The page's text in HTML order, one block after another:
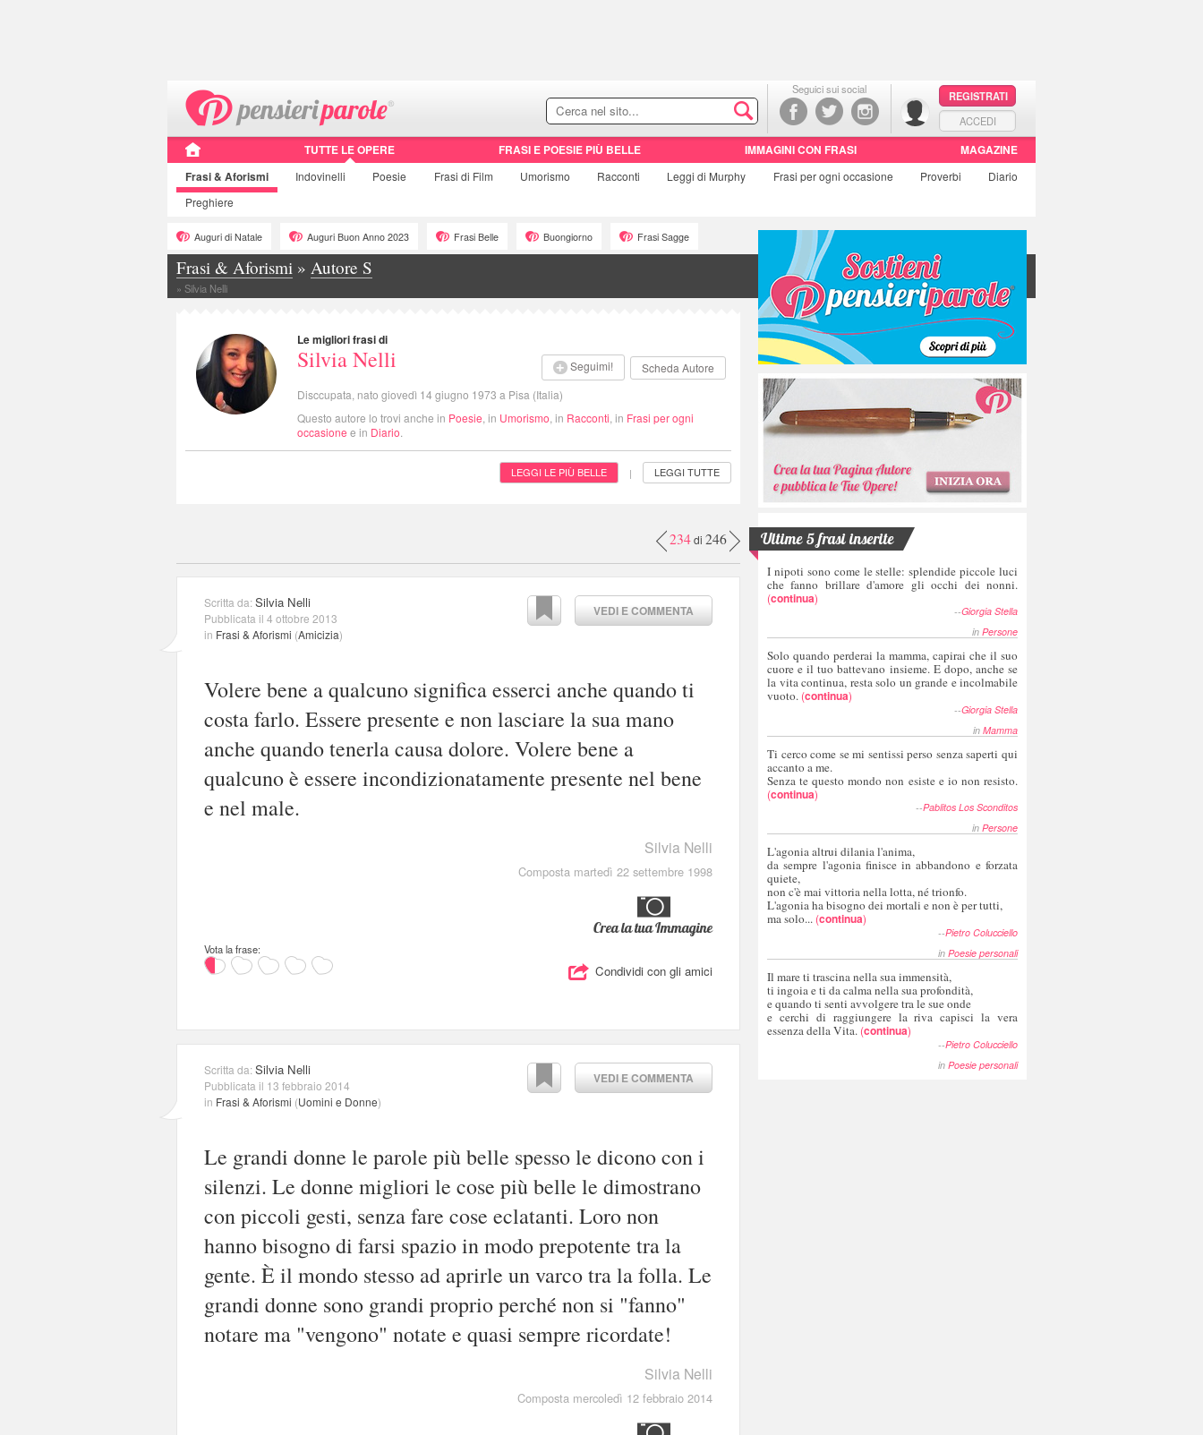
Seguici sui social
REGISTRATI
ACCEDI
TUTTE LE OPERE FRASI E POESIE PIÙ BELLE IMMAGINI CON FRASI
MAGAZINE
Frasi& Aforismi Indovinelli Poesie Frasi di Film Umorismo Racconti Leggi di Murphy Frasi per ogni occasione Proverbi
Diario
Preghiere
Auguri di Natale Auguri Buon Anno 2023 Frasi Belle Buongiorno Frasi Sagge
Frasi & Aforismi » Autore S
» Silvia Nelli
Seguimi! Scheda Autore
Le migliori frasi di
Silvia Nelli
Disccupata, nato giovedì 14 giugno 1973 a Pisa (Italia)
Questo autore lo trovi anche in Poesie , in Umorismo , in Racconti , in Frasi per ogni
occasione e in Diario
LEGGI LE PIÙ BELLE | LEGGI TUTTE
234di 246
VEDI E COMMENTA
Scritta da:Silvia Nelli
Pubblicata il 4 ottobre 2013
in Frasi & Aforismi (Amicizia)
Volere bene a qualcuno significa esserci anche quando ti
costa farlo. Essere presente e non lasciare la sua mano
anche quando tenerla causa dolore. Volere bene a
qualcuno è essere incondizionatamente presente nel bene
e nel male.
Silvia Nelli
Composta martedì 22 settembre 1998
Crea la tua Immagine
Vota la frase:
Condividi con gli amici
VEDI E COMMENTA
Scritta da:Silvia Nelli
Pubblicata il 13 febbraio 2014
in Frasi & Aforismi (Uomini e Donne)
Le grandi donne le parole più belle spesso le dicono con i
silenzi. Le donne migliori le cose più belle le dimostrano
con piccoli gesti, senza fare cose eclatanti. Loro non
hanno bisogno di farsi spazio in modo prepotente tra la
gente. È il mondo stesso ad aprirle un varco tra la folla. Le
grandi donne sono grandi proprio perché non si "fanno"
notare ma "vengono" notate e quasi sempre ricordate!
Silvia Nelli
Composta mercoledì 12 febbraio 2014
Ultime 5 frasi inserite
I nipoti sono come le stelle: splendide piccole luci
che fanno brillare d'amore gli occhi dei nonni.
(continua)
--Giorgia Stella
in Persone
Solo quando perderai la mamma, capirai che il suo
cuore e il tuo battevano insieme. E dopo, anche se
la vita continua, resta solo un grande e incolmabile
vuoto. (continua)
--Giorgia Stella
in Mamma
Ti cerco come se mi sentissi perso senza saperti qui
accanto a me.
Senza te questo mondo non esiste e io non resisto.
(continua)
--Pablitos Los Sconditos
in Persone
L'agonia altrui dilania l'anima,
da sempre l'agonia finisce in abbandono e forzata
quiete,
non c'è mai vittoria nella lotta, né trionfo.
L'agonia ha bisogno dei mortali e non è per tutti,
ma solo... (continua)
--Pietro Colucciello
in Poesie personali
Il mare ti trascina nella sua immensità,
ti ingoia e ti da calma nella sua profondità,
e quando ti senti avvolgere tra le sue onde
e cerchi di raggiungere la riva capisci la vera
essenza della Vita. (continua)
--Pietro Colucciello
in Poesie personali